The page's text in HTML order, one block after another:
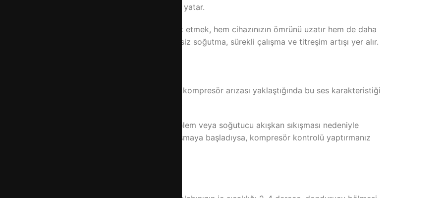
sorusunun cevabı, belirtileri erken fark etmekte yatar.
işaretleri verir. Bu belirtileri zamanında fark etmek, hem cihazınızın ömrünü uzatır hem de daha
arıza belirtileri arasında anormal sesler, yetersiz soğutma, sürekli çalışma ve titreşim artışı yer alır.
kapanırken hafif bir uğultu sesi çıkarır. Ancak kompresör arızası yaklaştığında bu ses karakteristiği
gürültü, kompresör probleminin ilk işaretleridir.
parçaların aşınması, motor sargılarında problem veya soğutucu akışkan sıkışması nedeniyle
dolabınız eskisinden çok daha gürültülü çalışmaya başladıysa, kompresör kontrolü yaptırmanız